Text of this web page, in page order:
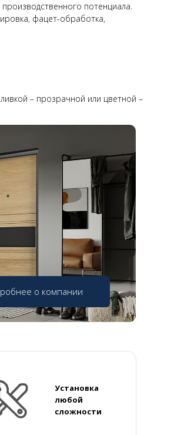
потенциала.
фацет-обработка,
– прозрачной или цветной –
о компании
Установка
любой
сложности